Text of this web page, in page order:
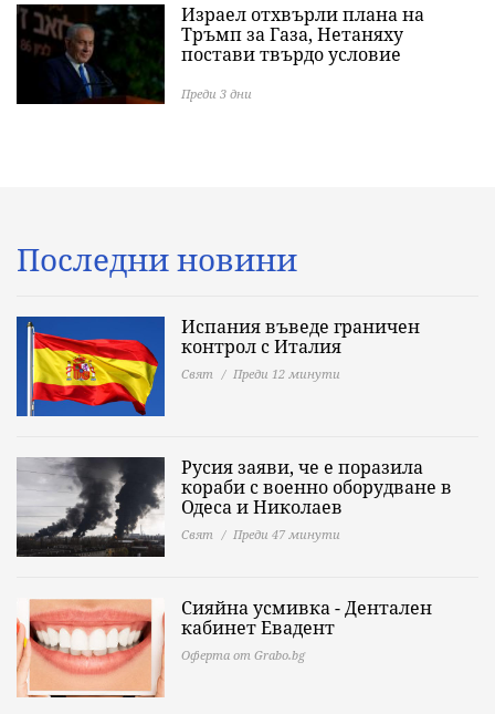
Израел отхвърли плана на
Тръмп за Газа, Нетаняху
постави твърдо условие
Преди 3 дни
Последни новини
Испания въведе граничен
контрол с Италия
Свят Преди 12 минути
Русия заяви, че е поразила
кораби с военно оборудване в
Одеса и Николаев
Свят Преди 47 минути
Сияйна усмивка - Дентален
кабинет Евадент
Оферта от Grabo.bg